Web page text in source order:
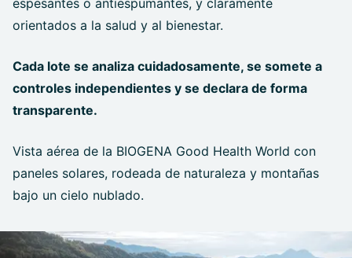
orientados a la salud y al bienestar.
Cada lote se analiza cuidadosamente, se somete a
controles independientes y se declara de forma
transparente.
Vista aérea de la BIOGENA Good Health World con
paneles solares, rodeada de naturaleza y montañas
bajo un cielo nublado.